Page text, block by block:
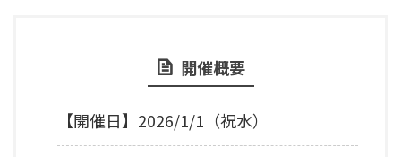
開催概要
【開催日】2026/1/1（祝水）